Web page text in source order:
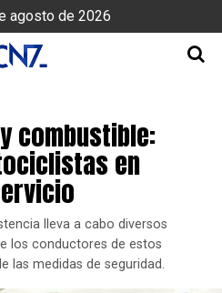
agosto de 2026
combustible:
en
lleva a cabo diversos
los conductores de estos
las medidas de seguridad.